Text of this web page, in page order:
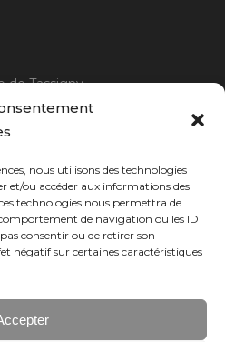
nous utilisons des technologies
et/ou accéder aux informations des
technologies nous permettra de
de navigation ou les ID
consentir ou de retirer son
négatif sur certaines caractéristiques
de Tassigny
vous.